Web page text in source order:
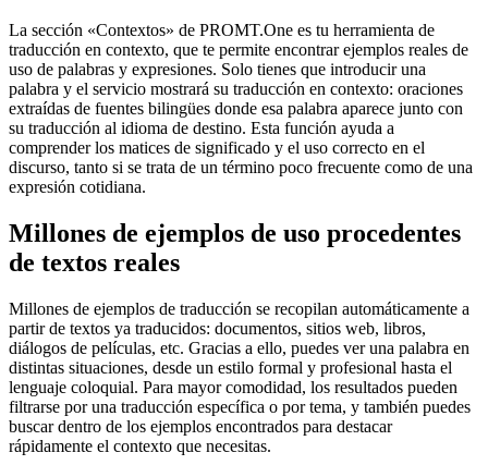
La sección «Contextos» de PROMT.One es tu herramienta de
traducción en contexto, que te permite encontrar ejemplos reales de
uso de palabras y expresiones. Solo tienes que introducir una
palabra y el servicio mostrará su traducción en contexto: oraciones
extraídas de fuentes bilingües donde esa palabra aparece junto con
su traducción al idioma de destino. Esta función ayuda a
comprender los matices de significado y el uso correcto en el
discurso, tanto si se trata de un término poco frecuente como de una
expresión cotidiana.
Millones de ejemplos de uso procedentes
de textos reales
Millones de ejemplos de traducción se recopilan automáticamente a
partir de textos ya traducidos: documentos, sitios web, libros,
diálogos de películas, etc. Gracias a ello, puedes ver una palabra en
distintas situaciones, desde un estilo formal y profesional hasta el
lenguaje coloquial. Para mayor comodidad, los resultados pueden
filtrarse por una traducción específica o por tema, y también puedes
buscar dentro de los ejemplos encontrados para destacar
rápidamente el contexto que necesitas.